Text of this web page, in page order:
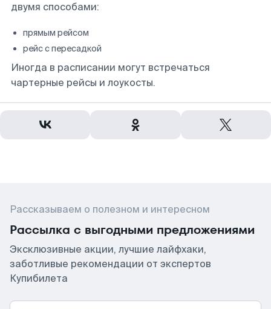
двумя способами:
прямым рейсом
рейс с пересадкой
Иногда в расписании могут встречаться
чартерные рейсы и лоукосты.
Рассказываем о полезном и интересном
Рассылка с выгодными предложениями
Эксклюзивные акции, лучшие лайфхаки,
заботливые рекомендации от экспертов
Купибилета